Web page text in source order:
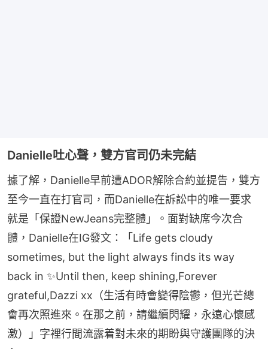
Danielle吐心聲，雙方官司仍未完結
據了解，Danielle早前遭ADOR解除合約並提告，雙方
至今一直在打官司，而Danielle在訴訟中的唯一要求
就是「保證NewJeans完整體」。面對缺席今次合
體，Danielle在IG發文：「Life gets cloudy
sometimes, but the light always finds its way
back in ✨Until then, keep shining,Forever
grateful,Dazzi xx（生活有時會變得陰鬱，但光芒總
會再次照進來。在那之前，請繼續閃耀，永遠心懷感
激）」字裡行間流露着對未來的期盼與守護團隊的決